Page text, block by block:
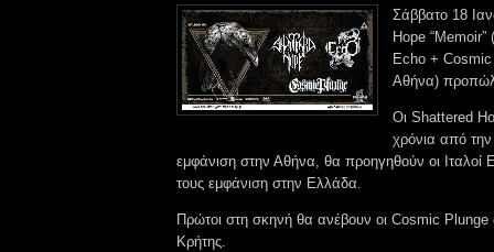
Σάββατο 18
Hope
Echo +
Αθήνα)
Οι Shattered
χρόνια από την
εμφάνιση στην Αθήνα, θα προηγηθούν οι Ιταλοί
τους εμφάνιση στην Ελλάδα.
Πρώτοι στη σκηνή θα ανέβουν οι Cosmic Plunge
Κρήτης.